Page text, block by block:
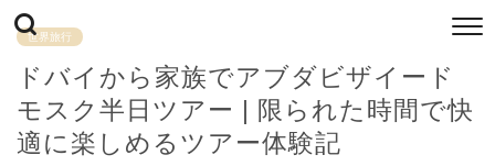
世界旅行
ドバイから家族でアブダビザイード
モスク半日ツアー | 限られた時間で快
適に楽しめるツアー体験記